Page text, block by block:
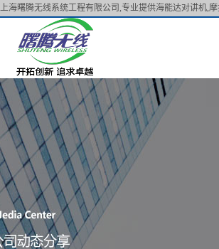
上海曙腾无线系统工程有限公司,专业提供海能达对讲机,